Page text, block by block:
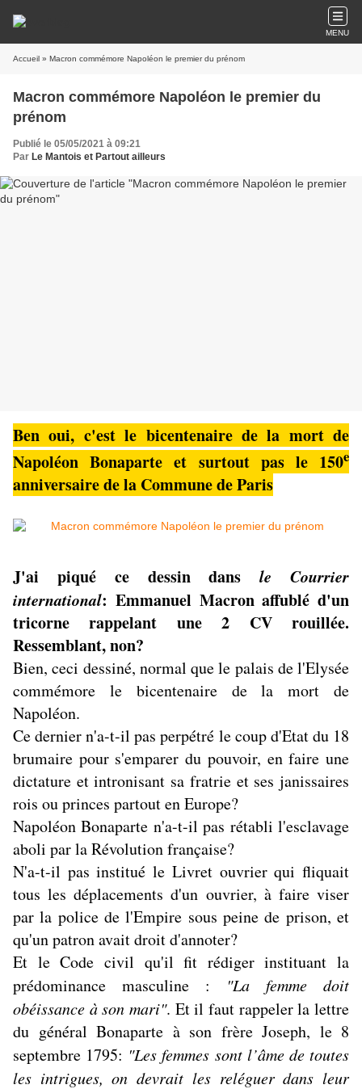
MENU
Accueil » Macron commémore Napoléon le premier du prénom
Macron commémore Napoléon le premier du
prénom
Publié le 05/05/2021 à 09:21
Par Le Mantois et Partout ailleurs
Ben oui, c'est le bicentenaire de la mort de
Napoléon Bonaparte et surtout pas le 150e
anniversaire de la Commune de Paris
J'ai piqué ce dessin dansle Courrier
international: Emmanuel Macron affublé d'un
tricorne rappelant une 2 CV rouillée.
Ressemblant, non?
Bien, ceci dessiné, normal que le palais de l'Elysée
commémore le bicentenaire de la mort de
Napoléon.
Ce dernier n'a-t-il pas perpétré le coup d'Etat du 18
brumaire pour s'emparer du pouvoir, en faire une
dictature et intronisant sa fratrie et ses janissaires
rois ou princes partout en Europe?
Napoléon Bonaparte n'a-t-il pas rétabli l'esclavage
aboli par la Révolution française?
N'a-t-il pas institué le Livret ouvrier qui fliquait
tous les déplacements d'un ouvrier, à faire viser
par la police de l'Empire sous peine de prison, et
qu'un patron avait droit d'annoter?
Et le Code civil qu'il fit rédiger instituant la
prédominance masculine :
"La femme doit
obéissance à son mari". Et il faut rappeler la lettre
du général Bonaparte à son frère Joseph, le 8
septembre 1795: "Les femmes sont l’âme de toutes
les intrigues, on devrait les reléguer dans leur